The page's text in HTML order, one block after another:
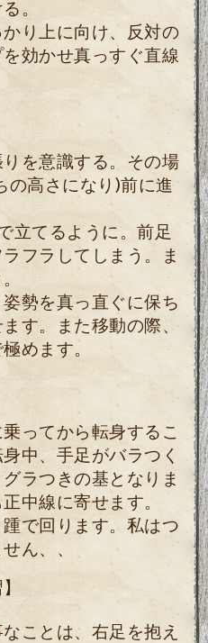
。
り上に向け、反対の
効かせ真っすぐ直線
を意識する。その場
の高さになり)前に進
立てるように。前足
フラしてしまう。ま
勢を真っ直ぐに保ち
す。また移動の際、
めます。
ってから転身するこ
中、手足がバラつく
ラつきの基となりま
中線に寄せます。
で回ります。私はつ
ん、、
ことは、右足を抱え